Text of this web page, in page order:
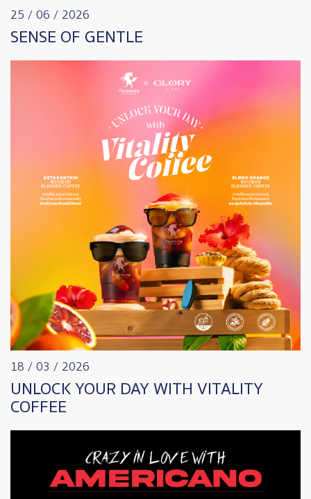
25 / 06 / 2026
SENSE OF GENTLE
18 / 03 / 2026
UNLOCK YOUR DAY WITH VITALITY
COFFEE